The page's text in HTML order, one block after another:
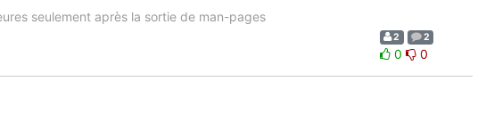
seulement après la sortie de man-pages
2 2
0 0